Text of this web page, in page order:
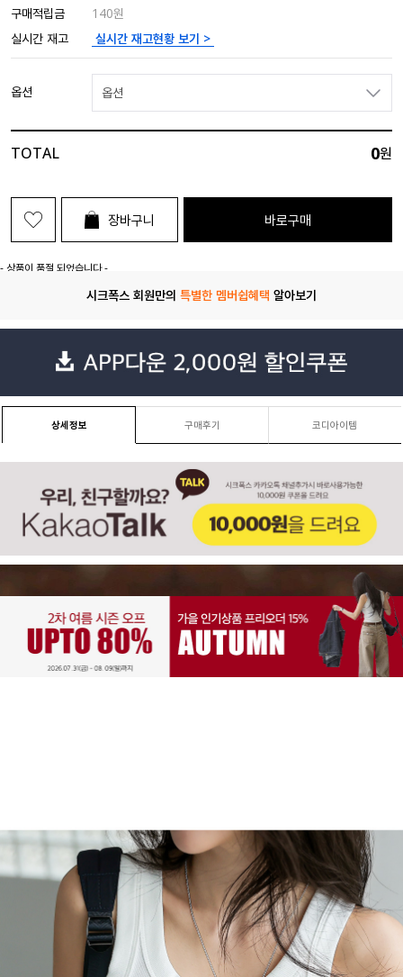
구매적립금
140원
실시간 재고
실시간 재고현황 보기 >
옵션 옵션
TOTAL 0원
장바구니 바로구매
- 상품이 품절 되었습니다 -
시크폭스 회원만의 특별한 멤버쉽혜택 알아보기
상세정보 구매후기 코디아이템